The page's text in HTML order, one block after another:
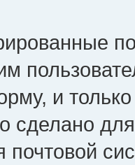
и
сделано
почтовой